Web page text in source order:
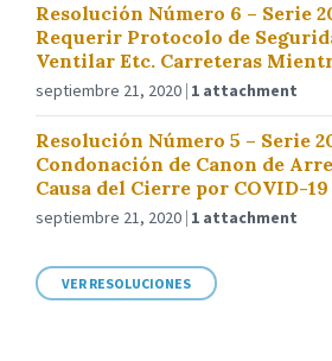
Resolución Número 6 – Serie
Requerir Protocolo de
Ventilar Etc. Carreteras
septiembre 21, 2020 1 attachment
Resolución Número 5 – Serie
Condonación de Canon de
Causa del Cierre por COVID-19
septiembre 21, 2020 1 attachment
VER RESOLUCIONES